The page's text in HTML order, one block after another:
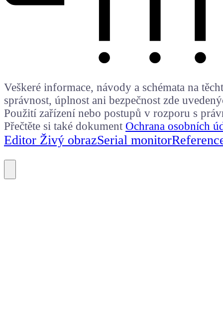
Veškeré informace, návody a schémata na
správnost, úplnost ani bezpečnost zde
Použití zařízení nebo postupů v rozporu s
Přečtěte si také dokument Ochrana osobních
Editor Živý obrazSerial monitor